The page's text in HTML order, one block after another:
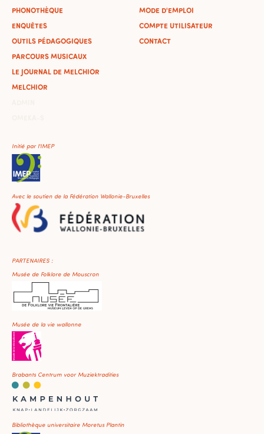
PHONOTHÈQUE
ENQUÊTES
OUTILS PÉDAGOGIQUES
PARCOURS MUSICAUX
LE JOURNAL DE MELCHIOR
MELCHIOR
MODE D'EMPLOI
COMPTE UTILISATEUR
CONTACT
Initié par l'IMEP
Avec le soutien de la Fédération Wallonie-Bruxelles
PARTENAIRES :
Musée de Folklore de Mouscron
Musée de la vie wallonne
Brabants Centrum voor Muziektradities
Bibliothèque universitaire Moretus Plantin